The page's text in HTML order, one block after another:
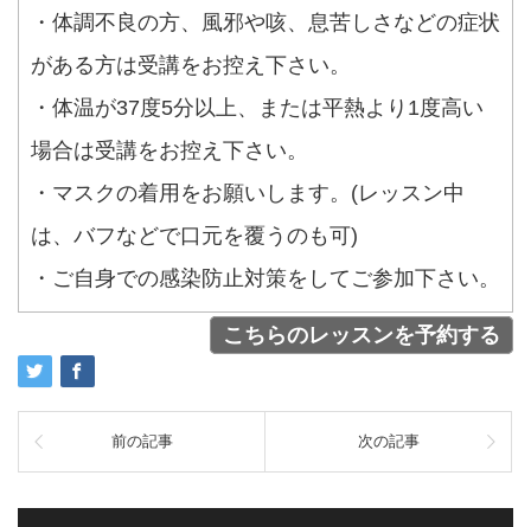
・体調不良の方、風邪や咳、息苦しさなどの症状
がある方は受講をお控え下さい。
・体温が37度5分以上、または平熱より1度高い
場合は受講をお控え下さい。
・マスクの着用をお願いします。(レッスン中
は、バフなどで口元を覆うのも可)
・ご自身での感染防止対策をしてご参加下さい。
こちらのレッスンを予約する
前の記事 次の記事